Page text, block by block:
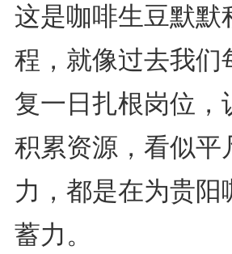
这是咖啡生豆默默
程，就像过去我们
复一日扎根岗位，
积累资源，看似平
力，都是在为贵阳
蓄力。